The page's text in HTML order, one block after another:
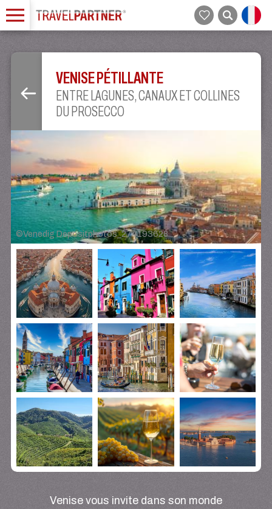
VENISE PÉTILLANTE
ENTRE LAGUNES, CANAUX ET COLLINES
DU PROSECCO
©Venedig Depositphotos_274193628
Venise vous invite dans son monde